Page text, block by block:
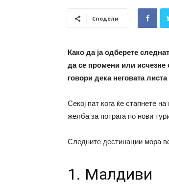
Сподели
Како да ја одберете
да се промени или исчезне
говори дека неговата
Секој пат кога ќе стапнете
желба за потрага по нови
Следните дестинации мора
1. Малдиви